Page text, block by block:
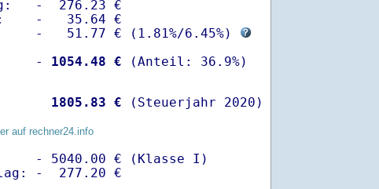
-  276.23 €
-   35.64 €
-   51.77 € ( 1.81%/6.45%)
-
1054.48 €
1805.83 € (Steuerjahr 2020)
auf rechner24.info
- 5040.00 € (Klasse I)
-  277.20 €